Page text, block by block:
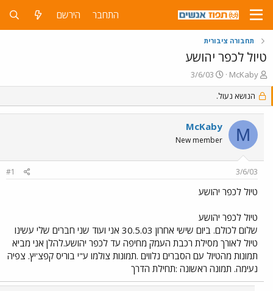
התחבר הירשם
תחבורה ציבורית
טיול לכפר יהושע
פ
ו
ת
ח
נ
ו
א
McKaby
פ
ו
ס
ב
ת
ר
3/6/03
הנושא נעול.
M
McKaby
New member
3/6/03
#1
טיול לכפר יהושע
טיול לכפר יהושע
שלום לכולם. ביום שישי אחרון 30.5.03 אני ועוד שני חברים שלי עשינו
טיול לאורך מסילת רכבת העמק מחיפה עד לכפר יהושע.להלן אני מביא
תמונות מהטיול עם הסברים נלווים .תמונות צולמו ע"י בוריס קפצ'יץ. צפיה
נעימה. תמונה ראשונה :תחילת הדרך